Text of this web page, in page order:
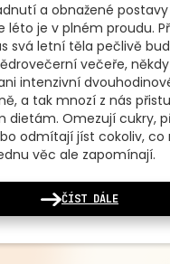
a obnažené postavy
léto je v plném proudu.
svá letní těla pečlivě
večeře, někdy
intenzivní
a tak mnozí z nás
dietám. Omezují cukry,
odmítají jíst cokoliv, co
věc ale zapomínají.
ČÍST DÁLE